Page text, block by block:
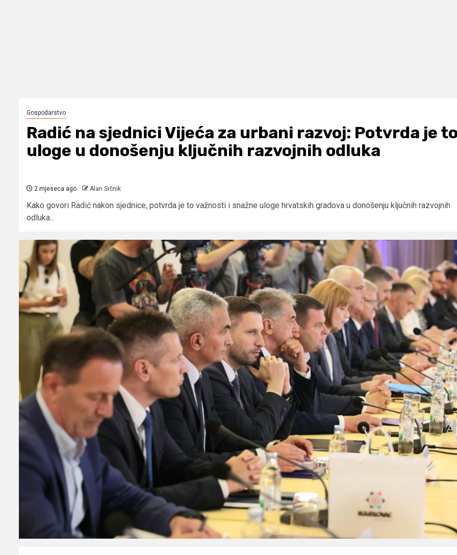
Gospodarstvo
Radić na sjednici Vijeća za urbani razvoj: Potvrda je
uloge u donošenju ključnih razvojnih odluka
2 mjeseca ago Alan Srčnik
Kako govori Radić nakon sjednice, potvrda je to važnosti i snažne uloge hrvatskih gradova u donošenju ključnih razvojnih
odluka...